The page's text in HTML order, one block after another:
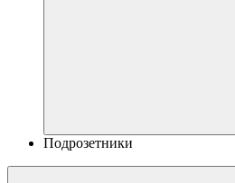
Подрозетники